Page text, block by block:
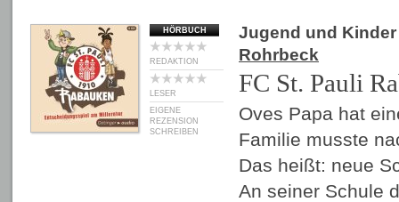
HÖRBUCH
REDAKTION
LESER
EIGENE
REZENSION
SCHREIBEN
Jugend und Kinder
Rohrbeck
FC St. Pauli
Oves Papa hat
Familie musste
Das heißt: neue
An seiner Schule